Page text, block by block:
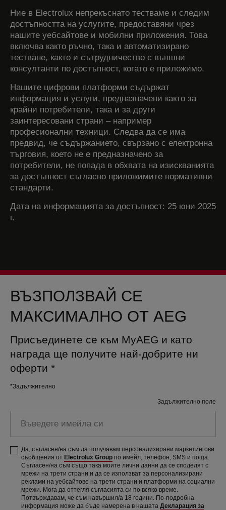
Ние в Electrolux непрекъснато тестваме и следим
достъпността на услугите, предоставяни чрез
нашите уебсайтове и мобилни приложения. Това
включва както ръчно, така и автоматизирано
тестване, както и сътрудничество с външни
консултанти по достъпност, когато е приложимо.
Нашите цифрови платформи съдържат
информация и услуги, предназначени както за
крайни потребители, така и за други
заинтересовани страни – например
професионални техници. Следва да се има
предвид, че съдържанието, свързано с електронна
търговия, което не е предназначено за
потребители, не попада в обхвата на изискванията
за достъпност съгласно приложимите нормативни
стандарти.
Дата на информацията за достъпност: 25 юни 2025
г.
ВЪЗПОЛЗВАЙ СЕ
МАКСИМАЛНО ОТ AEG
Присъединете се към MyAEG и като
награда ще получите най-добрите ни
оферти *
*Задължително
Задължително поле
имейла
си
Да, съгласен/на съм да получавам персонализирани маркетингови
съобщения от Electrolux Group по имейл, телефон, SMS и поща.
Съгласен/на съм също така моите лични данни да се споделят с
мрежи на трети страни и да се използват за персонализирани
реклами на уебсайтове на трети страни и платформи на социални
мрежи. Мога да оттегля съгласията си по всяко време.
Потвърждавам, че съм навършил/а 18 години. По-подробна
информация може да бъде намерена в нашата Декларация за